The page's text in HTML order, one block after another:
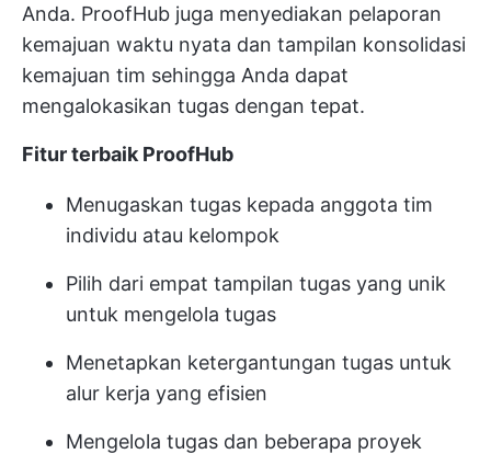
Anda. ProofHub juga menyediakan pelaporan
kemajuan waktu nyata dan tampilan konsolidasi
kemajuan tim sehingga Anda dapat
mengalokasikan tugas dengan tepat.
Fitur terbaik ProofHub
Menugaskan tugas kepada anggota tim
individu atau kelompok
Pilih dari empat tampilan tugas yang unik
untuk mengelola tugas
Menetapkan ketergantungan tugas untuk
alur kerja yang efisien
Mengelola tugas dan beberapa proyek